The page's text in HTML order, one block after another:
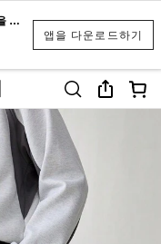
앱을 다운로드하기
SHEIN앱에서 더 많은 혜택을 받을 수 있어요.